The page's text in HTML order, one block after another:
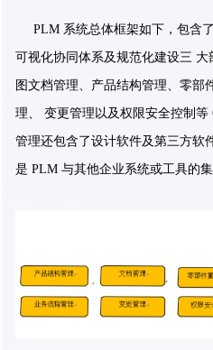
PLM 系统总体框架如下，包含
可视化协同体系及规范化建设三
图文档管理、产品结构管理、零部
理、 变更管理以及权限安全控制
管理还包含了设计软件及第三方软
是 PLM 与其他企业系统或工具的集